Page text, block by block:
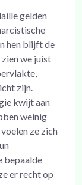
gelden
hen blijft de
zien we juist
zijn.
kwijt aan
weinig
ze zich
bepaalde
er recht op